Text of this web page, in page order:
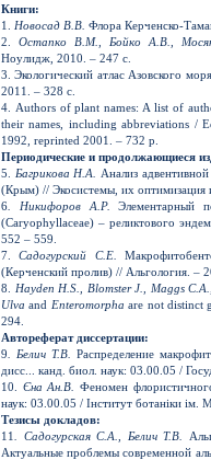
Книги:
1. Новосад В.В. Флора Керченско-
2. Остапко В.М., Бойко А.В.,
Ноулидж, 2010. – 247 с.
3. Экологический атлас Азовского
2011. – 328 с.
4. Authors of plant names: A list of
their names, including abbreviations /
1992, reprinted 2001. – 732 p.
Периодические и продолжающиеся
5.
Багрикова Н.А.
Анализ
(Крым) // Экосистемы, их
6
Никифоров А.Р.
Элементарный
(Caryophyllaceae) – реликтового
552 – 559.
7.
Садогур­ский С.Е.
(Керченский пролив) // Альгология.
8.
Hayden H.S., Blomster J., Maggs
Ulva and Enteromorpha are not distinct
294.
Автореферат диссертации:
9 . Белич Т.В.
Распределение
дисс... канд. биол. наук: 03.00.05 /
10.
Єна Ан.В.
Феномен
наук: 03.00.05 / Інститут ботаніки
Тезисы докладов:
11
. Садогурская С.А., Белич Т.В.
Актуальные проблемы современной